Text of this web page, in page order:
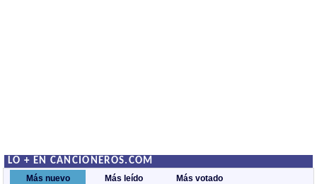
LO + EN CANCIONEROS.COM
Más nuevo Más leído Más votado